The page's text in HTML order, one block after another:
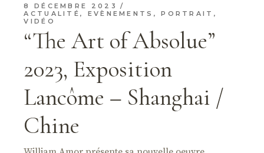
8 DÉCEMBRE 2023
ACTUALITÉ, EVÈNEMENTS ,PORTRAIT ,
VIDÉO
“The Art of Absolue”
2023, Exposition
Lancôme – Shanghai /
Chine